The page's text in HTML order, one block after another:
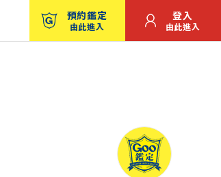
預約鑑定
由此進入
登入
由此進入